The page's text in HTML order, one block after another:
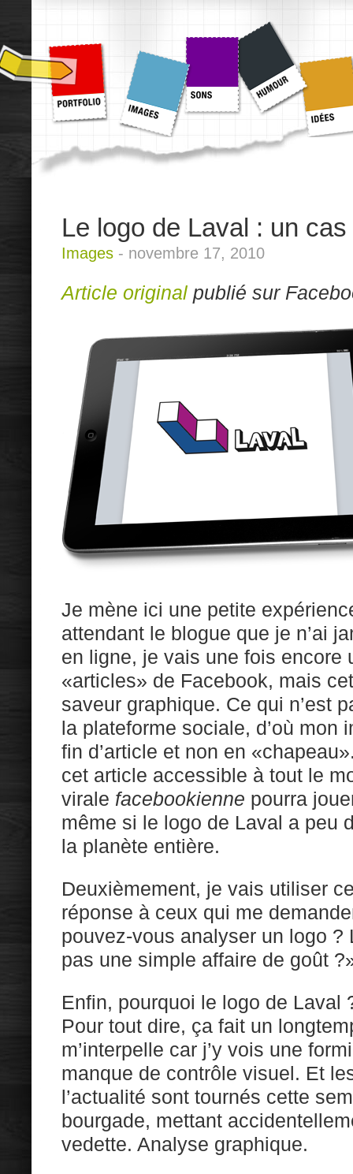
Le logo de Laval : un cas
Images - novembre 17, 2010
Article original publié sur
Je mène ici une petite
attendant le blogue que je n’ai
en ligne, je vais une fois encore
«articles» de Facebook, mais
saveur graphique. Ce qui n’est
la plateforme sociale, d’où mon
fin d’article et non en
cet article accessible à tout le
virale facebookienne pourra
même si le logo de Laval a peu
la planète entière.
Deuxièmement, je vais utiliser
réponse à ceux qui me
pouvez-vous analyser un logo ?
pas une simple affaire de goût
Enfin, pourquoi le logo de Laval
Pour tout dire, ça fait un
m’interpelle car j’y vois une
manque de contrôle visuel. Et
l’actualité sont tournés cette
bourgade, mettant
vedette. Analyse graphique.